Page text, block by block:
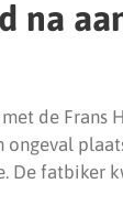
na
de Frans
ongeval
De fatbiker